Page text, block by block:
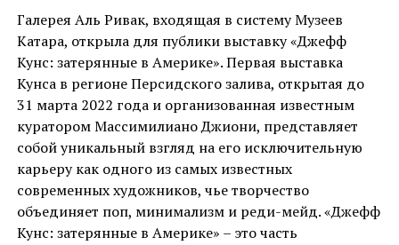
У топ-10 продажів на ярмарку
також увійшла версія Надії
Чорновіл.
Перший продаж був зроблений з першого стенду
галереєю Mark Hachem, другий – скульптурою із
серії “Вільна людина” кубинського художника Хуана
Роберто Дінго (Juan Roberto Dingo). Третім
продажем стала робота лос-анджелеського
художника Shinny Butterfly під назвою Punk Me
жизни людей разных странах мира, любуется вместе
со зрителем красотой природы, делится своими
переживаниями. Через работы Андрея, можно
почувствовать, то как видит окружающий мир в
своих мечтах Андрей.
Андрея затрагивает в своих фотографиях вопросы
истории и ее переплетения с будущим. Андрея
волнуют философские вопросы взаимодействия
противоположностей. В своих работах, Андрей
призывает к участию в проблемах экологии. Андрей
Галерея Аль Ривак, входящая в систему Музеев
Катара, открыла для публики выставку «Джефф
Кунс: затерянные в Америке». Первая выставка
Кунса в регионе Персидского залива, открытая до
31 марта 2022 года и организованная известным
куратором Массимилиано Джиони, представляет
собой уникальный взгляд на его исключительную
карьеру как одного из самых известных
современных художников, чье творчество
объединяет поп, минимализм и реди-мейд. «Джефф
Кунс: затерянные в Америке» – это часть